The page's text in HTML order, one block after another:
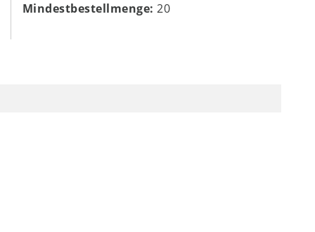
Mindestbestellmenge:20